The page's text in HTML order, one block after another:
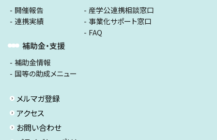
開催報告
連携実績
補助金・支援
補助金情報
国等の助成メニュー
産学公連携相談窓口
事業化サポート窓口
FAQ
メルマガ登録
アクセス
お問い合わせ